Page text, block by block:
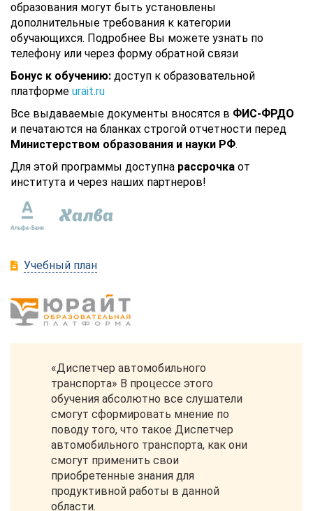
образования могут быть установлены
дополнительные требования к категории
обучающихся. Подробнее Вы можете узнать по
телефону или через форму обратной связи
Бонус к обучению: доступ к образовательной
платформе urait.ru
Все выдаваемые документы вносятся в ФИС-ФРДО
и печатаются на бланках строгой отчетности перед
Министерством образования и науки РФ.
Для этой программы доступна рассрочка от
института и через наших партнеров!
Учебный план
«Диспетчер автомобильного
транспорта» В процессе этого
обучения абсолютно все слушатели
смогут сформировать мнение по
поводу того, что такое Диспетчер
автомобильного транспорта, как они
смогут применить свои
приобретенные знания для
продуктивной работы в данной
области.